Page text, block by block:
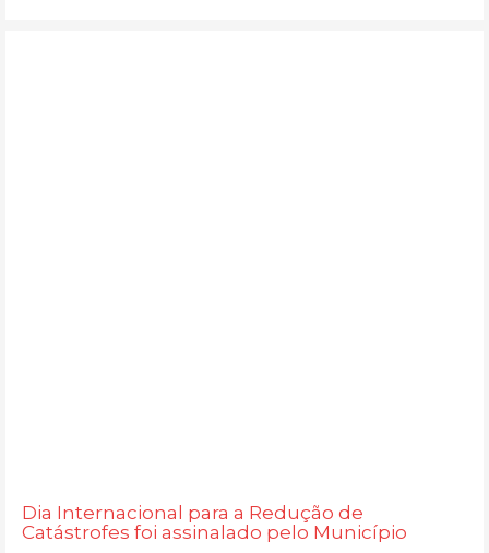
Dia Internacional para a Redução de
Catástrofes foi assinalado pelo Município